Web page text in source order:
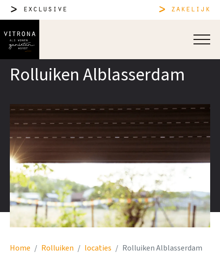
exclusive zakelijk
Rolluiken Alblasserdam
Home Rolluiken locaties Rolluiken Alblasserdam